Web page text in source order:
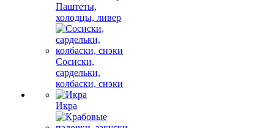
Паштеты,
холодцы, ливер
Сосиски,
сардельки,
колбаски, снэки
Икра